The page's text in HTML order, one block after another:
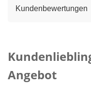
Kundenbewertungen
Angebot